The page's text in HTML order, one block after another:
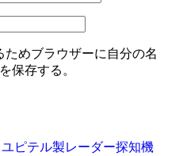
めブラウザーに自分の名
保存する。
ピテル製レーダー探知機